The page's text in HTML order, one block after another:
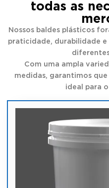
todas as
Nossos baldes plásticos
praticidade, durabilidade
Com uma ampla
medidas, garantimos
ideal para